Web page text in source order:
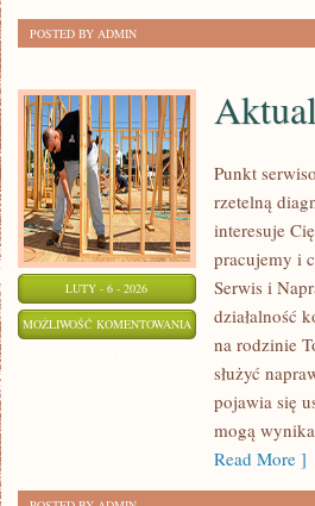
POSTED BY ADMIN
LUTY - 6 - 2026
MOŻLIWOŚĆ KOMENTOWANIA AKTUALNOŚCI
NOWOŚCI
TOSHIBA
Punkt
rzetelną
interesuje
pracujemy i
Serwis i
działalność
na rodzinie
służyć
pojawia się
mogą
Read More ]